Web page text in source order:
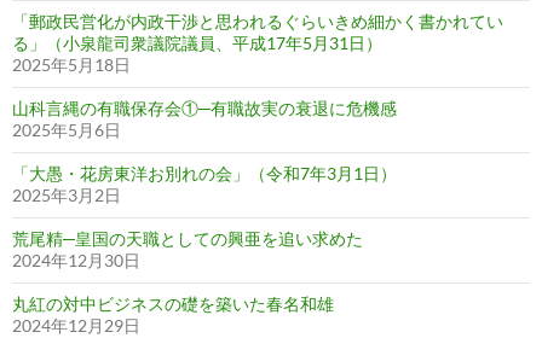
「郵政民営化が内政干渉と思われるぐらいきめ細かく書かれてい
る」（小泉龍司衆議院議員、平成17年5月31日）
2025年5月18日
山科言縄の有職保存会①─有職故実の衰退に危機感
2025年5月6日
「大愚・花房東洋お別れの会」（令和7年3月1日）
2025年3月2日
荒尾精─皇国の天職としての興亜を追い求めた
2024年12月30日
丸紅の対中ビジネスの礎を築いた春名和雄
2024年12月29日